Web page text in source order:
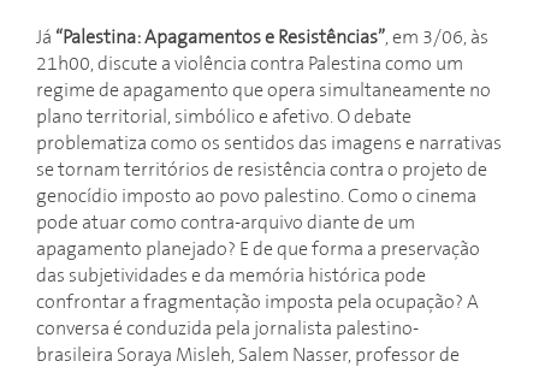
Já “Palestina: Apagamentos e Resistências”, em 3/06, às
21h00, discute a violência contra Palestina como um
regime de apagamento que opera simultaneamente no
plano territorial, simbólico e afetivo. O debate
problematiza como os sentidos das imagens e narrativas
se tornam territórios de resistência contra o projeto de
genocídio imposto ao povo palestino. Como o cinema
pode atuar como contra-arquivo diante de um
apagamento planejado? E de que forma a preservação
das subjetividades e da memória histórica pode
confrontar a fragmentação imposta pela ocupação? A
conversa é conduzida pela jornalista palestino-
brasileira Soraya Misleh, Salem Nasser, professor de